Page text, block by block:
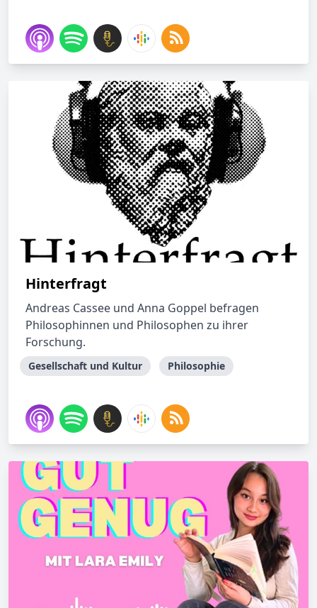
Hinterfragt
Andreas Cassee und Anna Goppel befragen
Philosophinnen und Philosophen zu ihrer
Forschung.
Gesellschaft und Kultur Philosophie